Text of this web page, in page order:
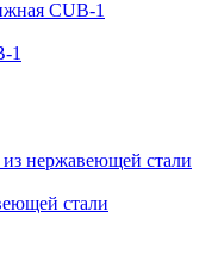
1
стали